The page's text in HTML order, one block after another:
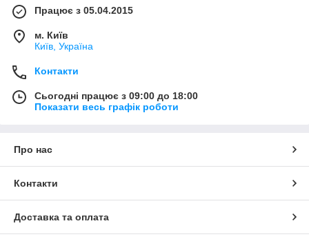
Працює з 05.04.2015
м. Київ
Київ, Україна
Контакти
Сьогодні працює з 09:00 до 18:00
Показати весь графік роботи
Про нас
Контакти
Доставка та оплата